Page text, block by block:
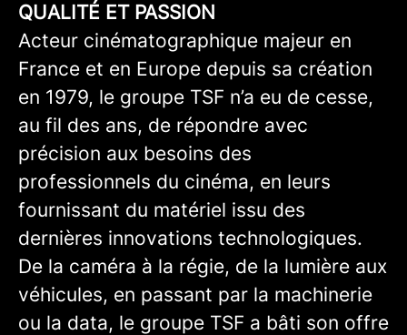
QUALITÉ ET PASSION
Acteur cinématographique majeur en
France et en Europe depuis sa création
en 1979, le groupe TSF n’a eu de cesse,
au fil des ans, de répondre avec
précision aux besoins des
professionnels du cinéma, en leurs
fournissant du matériel issu des
dernières innovations technologiques.
De la caméra à la régie, de la lumière aux
véhicules, en passant par la machinerie
ou la data, le groupe TSF a bâti son offre